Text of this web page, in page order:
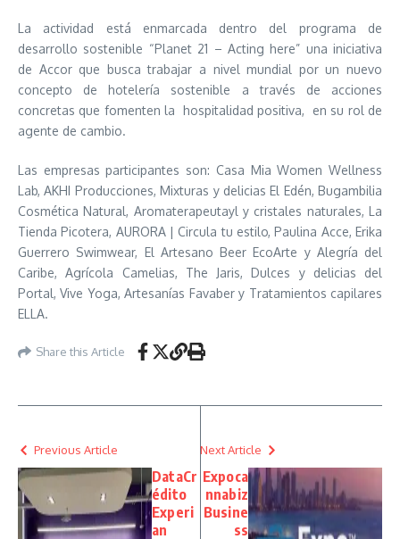
La actividad está enmarcada dentro del programa de
desarrollo sostenible “Planet 21 – Acting here” una iniciativa
de Accor que busca trabajar a nivel mundial por un nuevo
concepto de hotelería sostenible a través de acciones
concretas que fomenten la hospitalidad positiva, en su rol de
agente de cambio.
Las empresas participantes son: Casa Mia Women Wellness
Lab, AKHI Producciones, Mixturas y delicias El Edén, Bugambilia
Cosmética Natural, Aromaterapeutayl y cristales naturales, La
Tienda Picotera, AURORA | Circula tu estilo, Paulina Acce, Erika
Guerrero Swimwear, El Artesano Beer EcoArte y Alegría del
Caribe, Agrícola Camelias, The Jaris, Dulces y delicias del
Portal, Vive Yoga, Artesanías Favaber y Tratamientos capilares
ELLA.
Share this Article
Previous Article
DataCr
édito
Experi
an
Next Article
Expoca
nnabiz
Busine
ss